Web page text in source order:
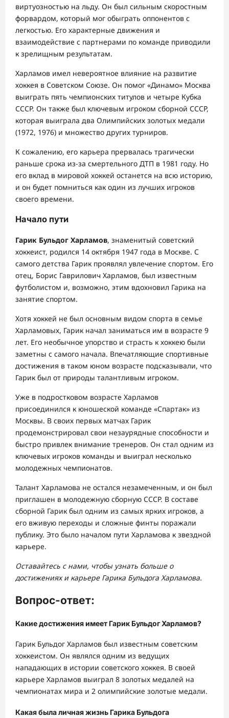
виртуозностью на льду. Он был сильным скоростным
форвардом, который мог обыграть оппонентов с
легкостью. Его характерные движения и
взаимодействие с партнерами по команде приводили
к зрелищным результатам.
Харламов имел невероятное влияние на развитие
хоккея в Советском Союзе. Он помог «Динамо» Москва
выиграть пять чемпионских титулов и четыре Кубка
СССР. Он также был ключевым игроком сборной СССР,
которая выиграла два Олимпийских золотых медали
(1972, 1976) и множество других турниров.
К сожалению, его карьера прервалась трагически
раньше срока из-за смертельного ДТП в 1981 году. Но
его вклад в мировой хоккей останется на всю историю,
и он будет помниться как один из лучших игроков
своего времени.
Начало пути
Гарик Бульдог Харламов, знаменитый советский
хоккеист, родился 14 октября 1947 года в Москве. С
самого детства Гарик проявлял увлечение спортом. Его
отец, Борис Гаврилович Харламов, был известным
футболистом и, возможно, этим вдохновил Гарика на
занятие спортом.
Хотя хоккей не был основным видом спорта в семье
Харламовых, Гарик начал заниматься им в возрасте 9
лет. Его необычное упорство и страсть к хоккею были
заметны с самого начала. Впечатляющие спортивные
достижения в таком юном возрасте подсказывали, что
Гарик был от природы талантливым игроком.
Уже в подростковом возрасте Харламов
присоединился к юношеской команде «Спартак» из
Москвы. В своих первых матчах Гарик
продемонстрировал свои незаурядные способности и
быстро привлек внимание тренеров. Он стал одним из
ключевых игроков команды и выиграл несколько
молодежных чемпионатов.
Талант Харламова не остался незамеченным, и он был
приглашен в молодежную сборную СССР. В составе
сборной Гарик был одним из самых ярких игроков, а
его вживую переходы и сложные финты поражали
публику. Это было началом пути Харламова к звездной
карьере.
Оставайтесь с нами, чтобы узнать больше о
достижениях и карьере Гарика Бульдога Харламова.
Вопрос-ответ:
Какие достижения имеет Гарик Бульдог Харламов?
Гарик Бульдог Харламов был известным советским
хоккеистом. Он являлся одним из ведущих
нападающих в истории советского хоккея. В своей
карьере Харламов выиграл 8 золотых медалей на
чемпионатах мира и 2 олимпийские золотые медали.
Какая была личная жизнь Гарика Бульдога